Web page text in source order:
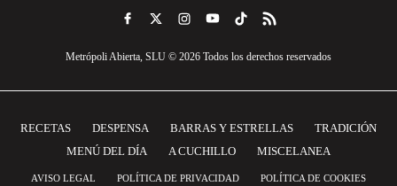
Metrópoli Abierta, SLU © 2026 Todos los derechos reservados
RECETAS DESPENSA BARRAS Y ESTRELLAS
TRADICIÓN
MENÚ DEL DÍA
A CUCHILLO MISCELANEA
AVISO LEGAL POLÍTICA DE PRIVACIDAD
POLÍTICA DE COOKIES